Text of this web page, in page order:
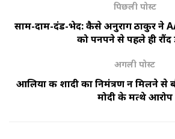
पिछली पोस्ट
साम-दाम-दंड-भेद: कैसे अनुराग ठाकुर ने
को पनपने से पहले ही रौंद
अगली पोस्ट
आलिया की शादी का निमंत्रण न मिलने से
मोदी के मत्थे आरोप